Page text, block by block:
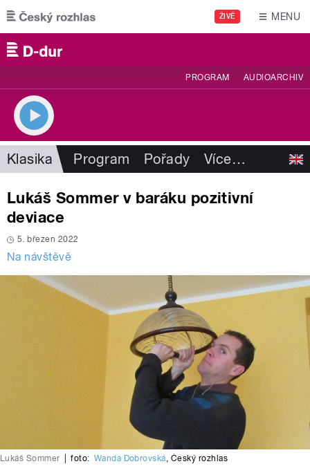
Přejít k hlavnímu obsahu
ŽIVĚ MENU
PROGRAM AUDIOARCHIV
Klasika Program Pořady Více…
Lukáš Sommer v baráku pozitivní
deviace
5. březen 2022
Na návštěvě
Lukáš Sommer foto: Wanda Dobrovská, Český rozhlas